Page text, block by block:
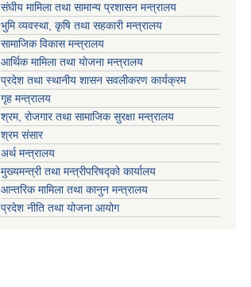
संघीय मामिला तथा सामान्य प्रशासन मन्त्रालय
भुमि व्यवस्था, कृषि तथा सहकारी मन्त्रालय
सामाजिक विकास मन्त्रालय
आर्थिक मामिला तथा याेजना मन्त्रालय
प्रदेश तथा स्थानीय शासन सवलीकरण कार्यक्रम
गृह मन्त्रालय
श्रम, रोजगार तथा सामाजिक सुरक्षा मन्त्रालय
श्रम संसार
अर्थ मन्त्रालय
मुख्यमन्त्री तथा मन्त्रीपरिषद्को कार्यालय
आन्तरिक मामिला तथा कानुन मन्त्रालय
प्रदेश नीति तथा योजना आयोग